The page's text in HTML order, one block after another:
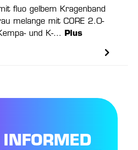
fluo gelbem Kragenband
melange mit CORE 2.0-
und K-…
Plus
INFORMED